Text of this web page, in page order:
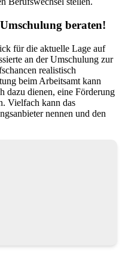
beraten!
für die aktuelle Lage auf
an der Umschulung zur
realistisch
beim Arbeitsamt kann
dazu dienen, eine Förderung
Vielfach kann das
nennen und den